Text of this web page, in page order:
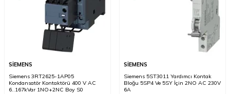
SİEMENS
Siemens 3RT2625-1AP05
Kondansatör Kontaktörü 400 V AC
6..167kVar 1NO+2NC Boy S0
SİEMENS
Siemens 5ST3011 Yardımcı Kontak
Bloğu 5SP4 Ve 5SY İçin 2NO AC 230V
6A